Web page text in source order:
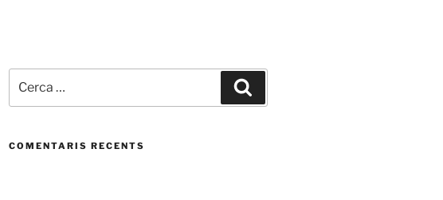
COMENTARIS RECENTS